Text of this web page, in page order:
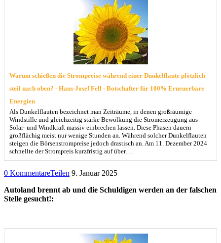
Warum schießen die Strompreise während einer Dunkelflaute plötzlich
steil nach oben? - Hans-Josef Fell - Botschafter für 100% Erneuerbare
Energien
Als Dunkelflauten bezeichnet man Zeiträume, in denen großräumige
Windstille und gleichzeitig starke Bewölkung die Stromerzeugung aus
Solar- und Windkraft massiv einbrechen lassen. Diese Phasen dauern
großflächig meist nur wenige Stunden an. Während solcher Dunkelflauten
steigen die Börsenstrompreise jedoch drastisch an. Am 11. Dezember 2024
schnellte der Strompreis kurzfristig auf über…
0 KommentareTeilen 9. Januar 2025
Autoland brennt ab und die Schuldigen werden an der falschen
Stelle gesucht!: